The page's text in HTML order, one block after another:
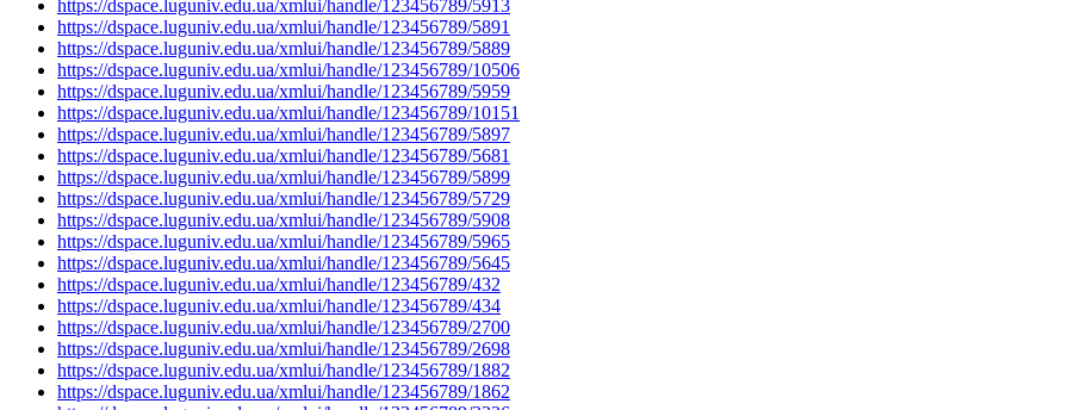
https://dspace.luguniv.edu.ua/xmlui/handle/123456789/5913
https://dspace.luguniv.edu.ua/xmlui/handle/123456789/5891
https://dspace.luguniv.edu.ua/xmlui/handle/123456789/5889
https://dspace.luguniv.edu.ua/xmlui/handle/123456789/10506
https://dspace.luguniv.edu.ua/xmlui/handle/123456789/5959
https://dspace.luguniv.edu.ua/xmlui/handle/123456789/10151
https://dspace.luguniv.edu.ua/xmlui/handle/123456789/5897
https://dspace.luguniv.edu.ua/xmlui/handle/123456789/5681
https://dspace.luguniv.edu.ua/xmlui/handle/123456789/5899
https://dspace.luguniv.edu.ua/xmlui/handle/123456789/5729
https://dspace.luguniv.edu.ua/xmlui/handle/123456789/5908
https://dspace.luguniv.edu.ua/xmlui/handle/123456789/5965
https://dspace.luguniv.edu.ua/xmlui/handle/123456789/5645
https://dspace.luguniv.edu.ua/xmlui/handle/123456789/432
https://dspace.luguniv.edu.ua/xmlui/handle/123456789/434
https://dspace.luguniv.edu.ua/xmlui/handle/123456789/2700
https://dspace.luguniv.edu.ua/xmlui/handle/123456789/2698
https://dspace.luguniv.edu.ua/xmlui/handle/123456789/1882
https://dspace.luguniv.edu.ua/xmlui/handle/123456789/1862